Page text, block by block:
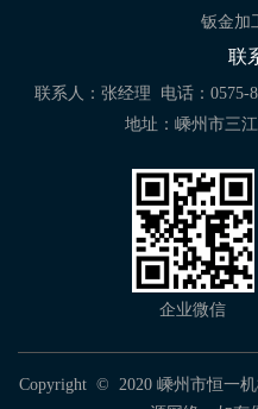
钣金加
联
联系人：张经理 电话：0575-
地址：嵊州市三
企业微信
Copyright © 2020 嵊州市恒一